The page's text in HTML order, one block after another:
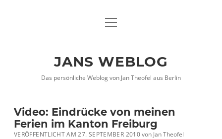
DATENSCHUTZHINWEISE
twitterfacebook
xing
Menü
JANS WEBLOG
Das persönliche Weblog von Jan Theofel aus Berlin
Video: Eindrücke von meinen
Ferien im Kanton Freiburg
VERÖFFENTLICHT AM 27. SEPTEMBER 2010von Jan Theofel